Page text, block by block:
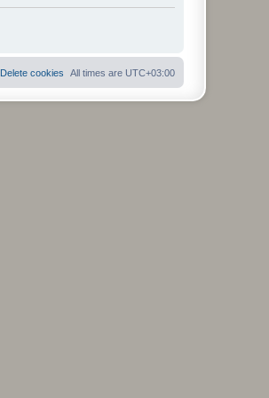
All times are UTC+03:00
Delete cookies